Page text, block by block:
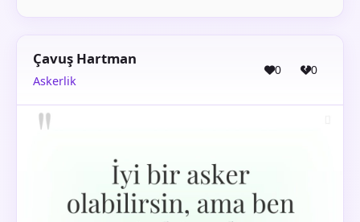
Çavuş Hartman
Askerlik
0 0